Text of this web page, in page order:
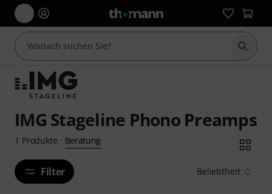
Suche
IMG Stageline Phono Preamps
1 Produkte · Beratung
Filter Beliebtheit